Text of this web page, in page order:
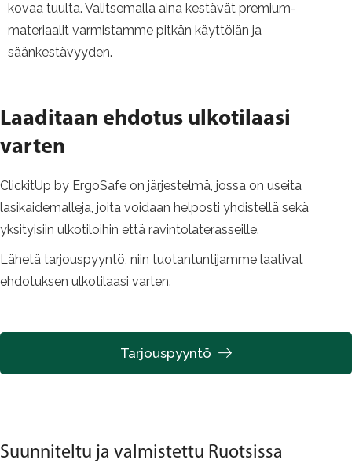
kovaa tuulta. Valitsemalla aina kestävät premium-
materiaalit varmistamme pitkän käyttöiän ja
säänkestävyyden.
Laaditaan ehdotus ulkotilaasi
varten
ClickitUp by ErgoSafe on järjestelmä, jossa on useita
lasikaidemalleja, joita voidaan helposti yhdistellä sekä
yksityisiin ulkotiloihin että ravintolaterasseille.
Lähetä tarjouspyyntö, niin tuotantuntijamme laativat
ehdotuksen ulkotilaasi varten.
Tarjouspyyntö
Suunniteltu ja valmistettu Ruotsissa